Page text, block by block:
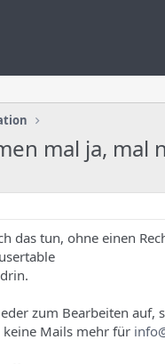
mal ja, mal
das tun, ohne einen
zum Bearbeiten auf,
Mails mehr für